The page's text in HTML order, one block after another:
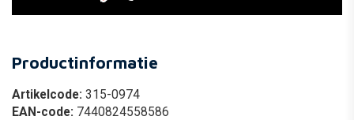
Productinformatie
Artikelcode: 315-0974
EAN-code: 7440824558586